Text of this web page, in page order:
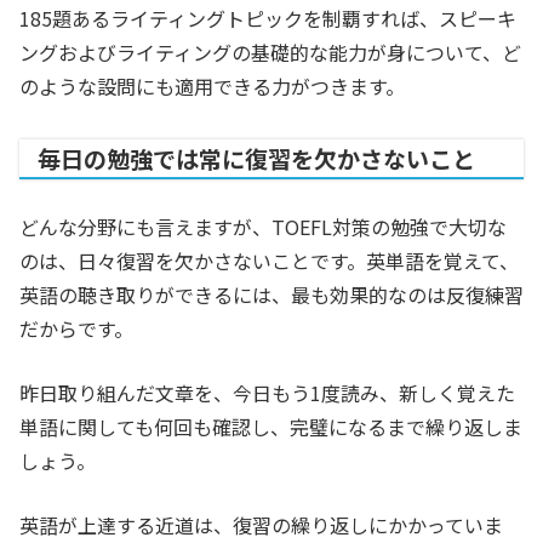
185題あるライティングトピックを制覇すれば、スピーキ
ングおよびライティングの基礎的な能力が身について、ど
のような設問にも適用できる力がつきます。
毎日の勉強では常に復習を欠かさないこと
どんな分野にも言えますが、TOEFL対策の勉強で大切な
のは、日々復習を欠かさないことです。英単語を覚えて、
英語の聴き取りができるには、最も効果的なのは反復練習
だからです。
昨日取り組んだ文章を、今日もう1度読み、新しく覚えた
単語に関しても何回も確認し、完璧になるまで繰り返しま
しょう。
英語が上達する近道は、復習の繰り返しにかかっていま